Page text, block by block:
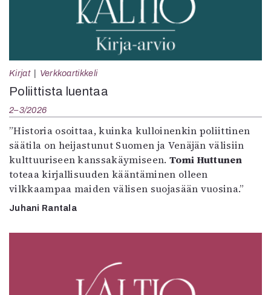
Kirjat Verkkoartikkeli
Poliittista luentaa
2–3/2026
”Historia osoittaa, kuinka kulloinenkin poliittinen
säätila on heijastunut Suomen ja Venäjän välisiin
kulttuuriseen kanssakäymiseen. Tomi Huttunen
toteaa kirjallisuuden kääntäminen olleen
vilkkaampaa maiden välisen suojasään vuosina.”
Juhani Rantala